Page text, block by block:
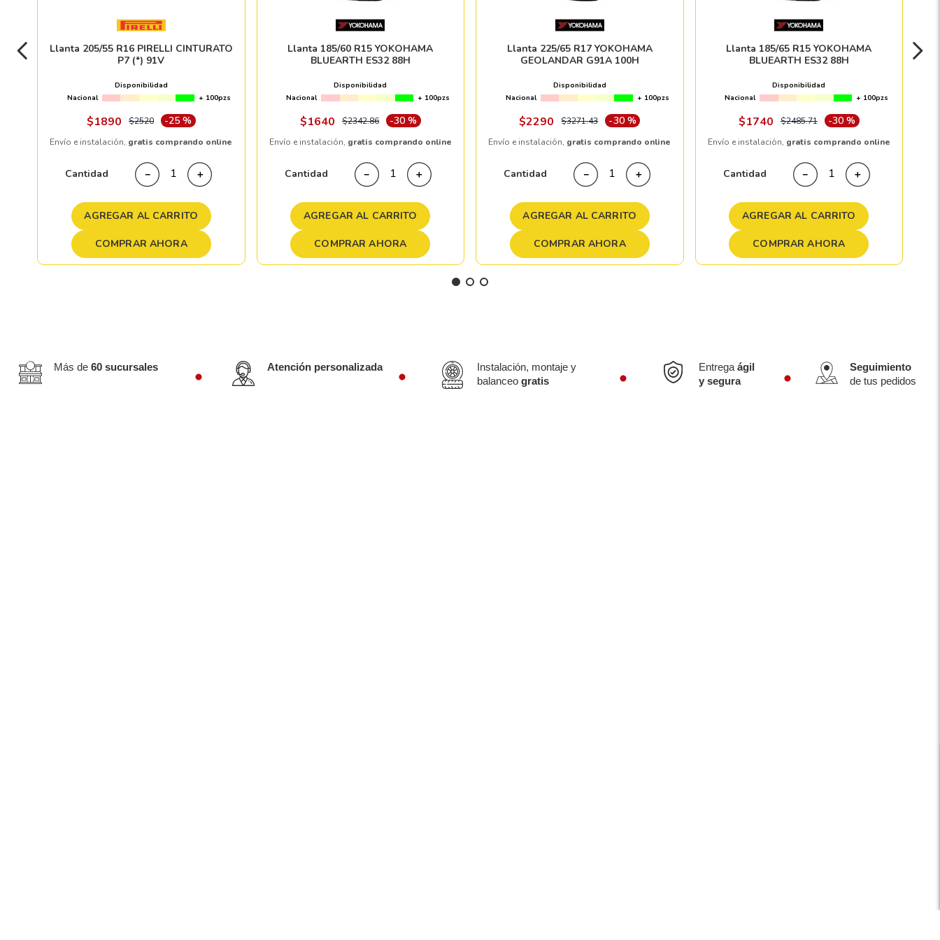
Llanta 205/55 R16 PIRELLI CINTURATO
P7 (*) 91V
Disponibilidad
Nacional
+ 100pzs
$1890 $2520 -25 %
Envío e instalación, gratis comprando online
Cantidad ＋
－
AGREGAR AL CARRITO
COMPRAR AHORA
Llanta 185/60 R15 YOKOHAMA
BLUEARTH ES32 88H
Disponibilidad
Nacional
+ 100pzs
$1640 $2342.86 -30 %
Envío e instalación, gratis comprando online
Cantidad ＋
－
AGREGAR AL CARRITO
COMPRAR AHORA
Llanta 225/65 R17 YOKOHAMA
GEOLANDAR G91A 100H
Disponibilidad
Nacional
+ 100pzs
$2290 $3271.43 -30 %
Envío e instalación, gratis comprando online
Cantidad ＋
－
AGREGAR AL CARRITO
COMPRAR AHORA
Llanta 185/65 R15 YOKOHAMA
BLUEARTH ES32 88H
Disponibilidad
Nacional
+ 100pzs
$1740 $2485.71 -30 %
Envío e instalación, gratis comprando online
Cantidad ＋
－
AGREGAR AL CARRITO
COMPRAR AHORA
Más de60 sucursales Atención personalizada
Instalación, montaje y
balanceogratis
Entrega ágil
y segura
Seguimiento
de tus pedidos